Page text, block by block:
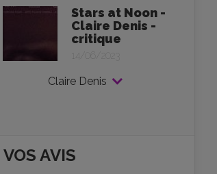
Stars at Noon -
Claire Denis -
critique
14/06/2023
Claire Denis
VOS AVIS